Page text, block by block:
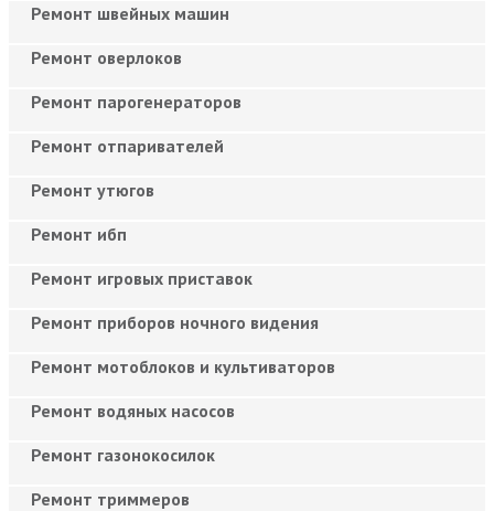
Ремонт швейных машин
Ремонт оверлоков
Ремонт парогенераторов
Ремонт отпаривателей
Ремонт утюгов
Ремонт ибп
Ремонт игровых приставок
Ремонт приборов ночного видения
Ремонт мотоблоков и культиваторов
Ремонт водяных насосов
Ремонт газонокосилок
Ремонт триммеров